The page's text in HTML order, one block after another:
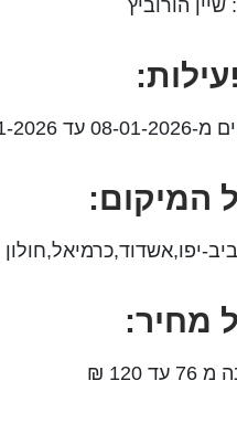
הורוביץ
08-01-2026
המיקום:
יפו,אשדוד,כרמיאל,חולון
מחיר:
120 ₪